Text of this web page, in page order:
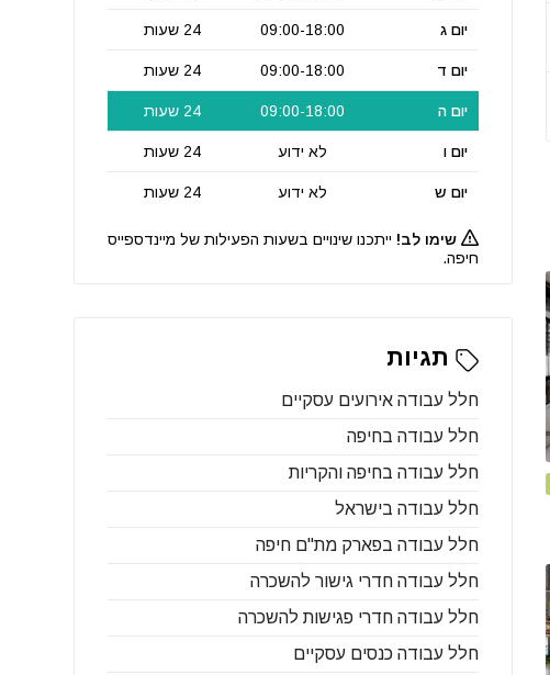
יום ג 09:00-18:00 24 שעות
יום ד 09:00-18:00 24 שעות
יום ה 09:00-18:00 24 שעות
יום ו לא ידוע 24 שעות
יום ש לא ידוע 24 שעות
שימו לב! ייתכנו שינויים בשעות הפעילות של מיינדספייס
חיפה.
תגיות
חלל עבודה אירועים עסקיים
חלל עבודה בחיפה
חלל עבודה בחיפה והקריות
חלל עבודה בישראל
חלל עבודה בפארק מת"ם חיפה
חלל עבודה חדרי גישור להשכרה
חלל עבודה חדרי פגישות להשכרה
חלל עבודה כנסים עסקיים